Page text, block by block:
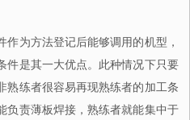
作为方法登记后能够调用的机型，
件是其一大优点。此种情况下只要
熟练者很容易再现熟练者的加工条
负责薄板焊接，熟练者就能集中于